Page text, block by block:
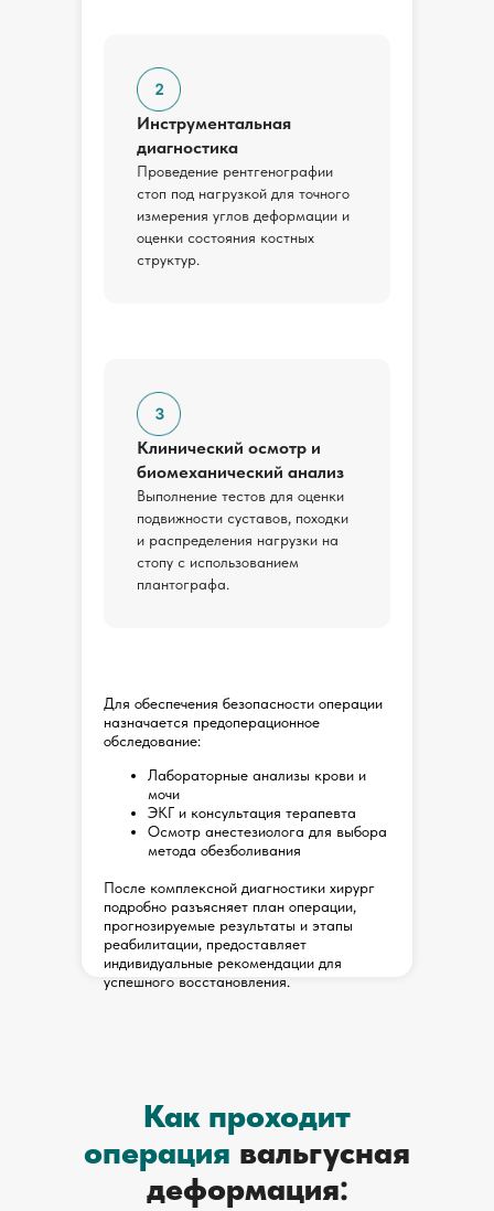
Для обеспечения безопасности операции
назначается предоперационное
обследование:
Лабораторные анализы крови и
мочи
ЭКГ и консультация терапевта
Осмотр анестезиолога для выбора
метода обезболивания
После комплексной диагностики хирург
подробно разъясняет план операции,
прогнозируемые результаты и этапы
реабилитации, предоставляет
индивидуальные рекомендации для
успешного восстановления.
Инструментальная
диагностика
Проведение рентгенографии
стоп под нагрузкой для точного
измерения углов деформации и
оценки состояния костных
структур.
Клинический осмотр и
биомеханический анализ
Выполнение тестов для оценки
подвижности суставов, походки
и распределения нагрузки на
стопу с использованием
плантографа.
Как проходит
операция вальгусная
деформация: